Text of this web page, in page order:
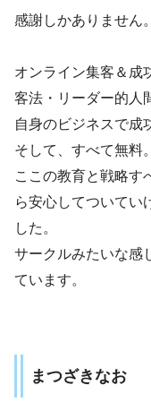
感謝しかありません。
オンライン集客＆成
客法・リーダー的人
自身のビジネスで成
そして、すべて無料。
ここの教育と戦略す
ら安心してついてい
した。
サークルみたいな感
ています。
まつざきなお